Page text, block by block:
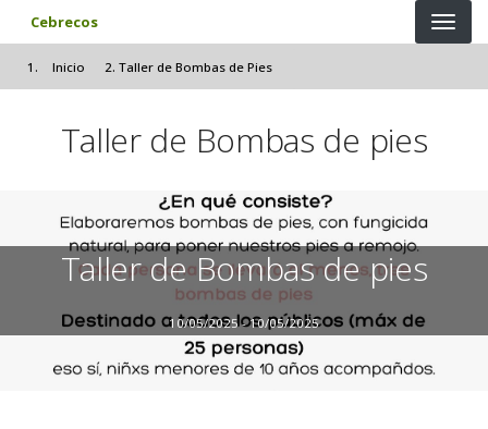
Pasar al contenido principal
Cebrecos
Inicio Taller de Bombas de Pies
Taller de Bombas de pies
Taller de Bombas de pies
10/05/2025 - 10/05/2025